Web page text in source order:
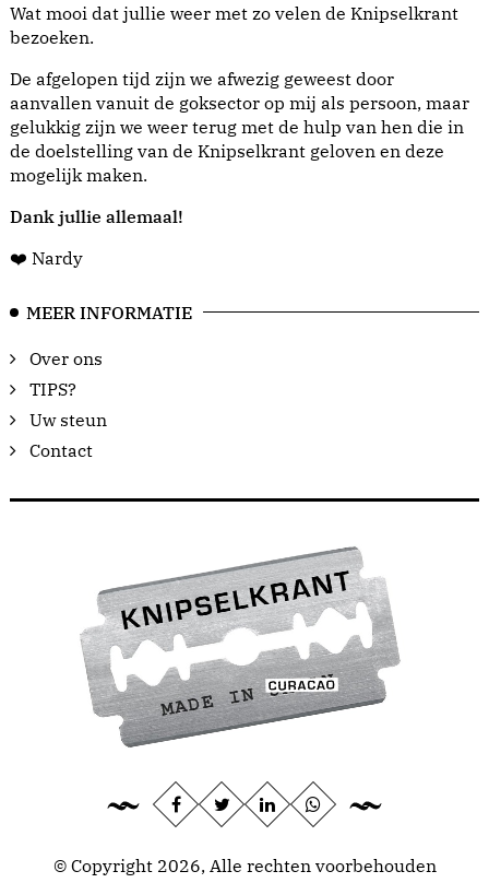
Wat mooi dat jullie weer met zo velen de Knipselkrant
bezoeken.
De afgelopen tijd zijn we afwezig geweest door
aanvallen vanuit de goksector op mij als persoon, maar
gelukkig zijn we weer terug met de hulp van hen die in
de doelstelling van de Knipselkrant geloven en deze
mogelijk maken.
Dank jullie allemaal!
❤️ Nardy
MEER INFORMATIE
Over ons
TIPS?
Uw steun
Contact
© Copyright 2026, Alle rechten voorbehouden